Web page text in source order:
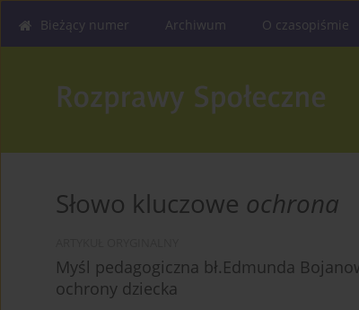
Bieżący numer Archiwum O czasopiśmie
Słowo kluczowe ochrona
Myśl pedagogiczna bł.Edmunda
ochrony dziecka